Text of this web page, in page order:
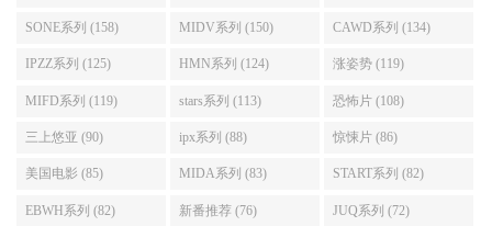
SONE系列 (158) MIDV系列 (150) CAWD系列 (134)
IPZZ系列 (125) HMN系列 (124) 涨姿势 (119)
MIFD系列 (119) stars系列 (113) 恐怖片 (108)
三上悠亚 (90) ipx系列 (88) 惊悚片 (86)
美国电影 (85) MIDA系列 (83) START系列 (82)
EBWH系列 (82) 新番推荐 (76) JUQ系列 (72)